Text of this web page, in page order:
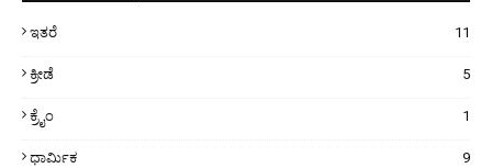
ಇತರೆ 11
ಕ್ರೀಡೆ 5
ಕ್ರೈಂ 1
ಧಾರ್ಮಿಕ 9